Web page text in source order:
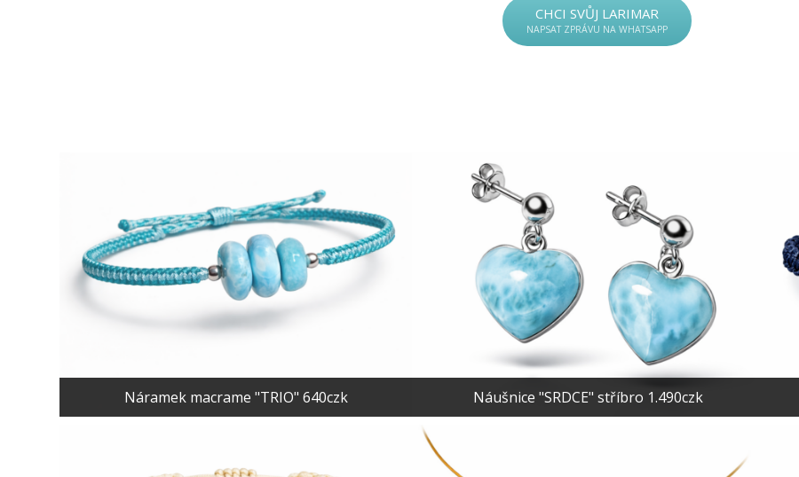
CHCI SVŮJ LARIMAR
NAPSAT ZPRÁVU NA WHATSAPP
Náramek macrame "TRIO" 640czk Náušnice "SRDCE" stříbro 1.490czk